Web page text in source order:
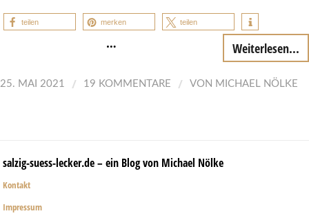
teilen merken teilen
… Weiterlesen...
25. MAI 2021 / 19 KOMMENTARE / VON MICHAEL NÖLKE
salzig-suess-lecker.de – ein Blog von Michael Nölke
Kontakt
Impressum